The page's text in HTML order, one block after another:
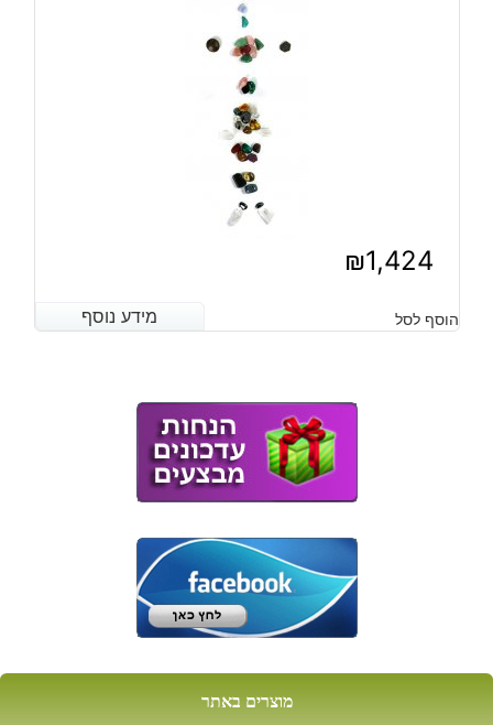
₪1,424
מידע נוסף הוסף לסל מידע נוסף
מוצרים באתר